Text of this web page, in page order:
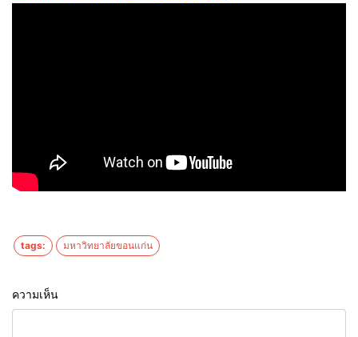
tags: มหาวิทยาลัยขอนแก่น
ความเห็น